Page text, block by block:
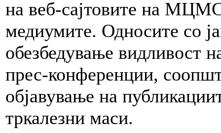
на веб-сајтовите на
медиумите. Односите со
обезбедување
прес-конференции,
објавување на
тркалезни маси.